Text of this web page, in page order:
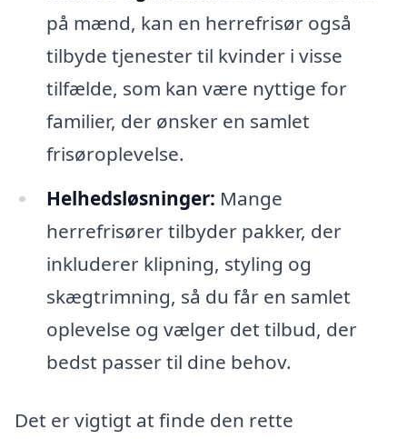
på mænd, kan en herrefrisør også
tilbyde tjenester til kvinder i visse
tilfælde, som kan være nyttige for
familier, der ønsker en samlet
frisøroplevelse.
Helhedsløsninger: Mange
herrefrisører tilbyder pakker, der
inkluderer klipning, styling og
skægtrimning, så du får en samlet
oplevelse og vælger det tilbud, der
bedst passer til dine behov.
Det er vigtigt at finde den rette